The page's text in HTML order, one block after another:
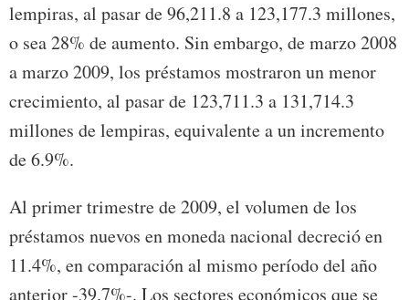
lempiras, al pasar de 96,211.8 a 123,177.3 millones,
o sea 28% de aumento. Sin embargo, de marzo 2008
a marzo 2009, los préstamos mostraron un menor
crecimiento, al pasar de 123,711.3 a 131,714.3
millones de lempiras, equivalente a un incremento
de 6.9%.
Al primer trimestre de 2009, el volumen de los
préstamos nuevos en moneda nacional decreció en
11.4%, en comparación al mismo período del año
anterior -39.7%-. Los sectores económicos que se